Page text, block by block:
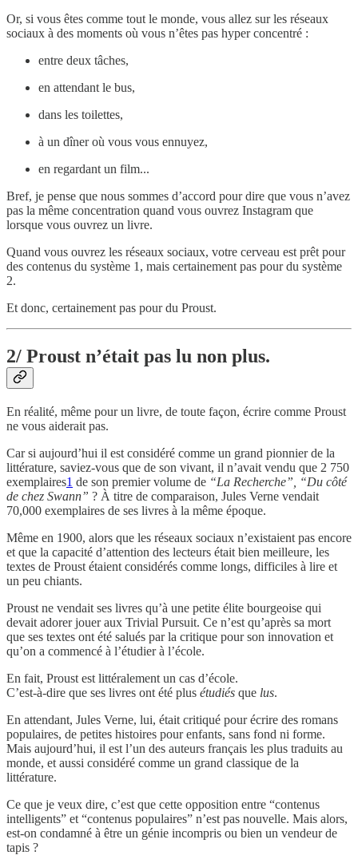
Or, si vous êtes comme tout le monde, vous allez sur les réseaux
sociaux à des moments où vous n’êtes pas hyper concentré :
entre deux tâches,
en attendant le bus,
dans les toilettes,
à un dîner où vous vous ennuyez,
en regardant un film...
Bref, je pense que nous sommes d’accord pour dire que vous n’avez
pas la même concentration quand vous ouvrez Instagram que
lorsque vous ouvrez un livre.
Quand vous ouvrez les réseaux sociaux, votre cerveau est prêt pour
des contenus du système 1, mais certainement pas pour du système
2.
Et donc, certainement pas pour du Proust.
2/ Proust n’était pas lu non plus.
En réalité, même pour un livre, de toute façon, écrire comme Proust
ne vous aiderait pas.
Car si aujourd’hui il est considéré comme un grand pionnier de la
littérature, saviez-vous que de son vivant, il n’avait vendu que 2 750
exemplaires1 de son premier volume de “La Recherche”,
“Du côté
de chez Swann” ? À titre de comparaison, Jules Verne vendait
70,000 exemplaires de ses livres à la même époque.
Même en 1900, alors que les réseaux sociaux n’existaient pas encore
et que la capacité d’attention des lecteurs était bien meilleure, les
textes de Proust étaient considérés comme longs, difficiles à lire et
un peu chiants.
Proust ne vendait ses livres qu’à une petite élite bourgeoise qui
devait adorer jouer aux Trivial Pursuit. Ce n’est qu’après sa mort
que ses textes ont été salués par la critique pour son innovation et
qu’on a commencé à l’étudier à l’école.
En fait, Proust est littéralement un cas d’école.
C’est-à-dire que ses livres ont été plus étudiés que lus.
En attendant, Jules Verne, lui, était critiqué pour écrire des romans
populaires, de petites histoires pour enfants, sans fond ni forme.
Mais aujourd’hui, il est l’un des auteurs français les plus traduits au
monde, et aussi considéré comme un grand classique de la
littérature.
Ce que je veux dire, c’est que cette opposition entre “contenus
intelligents” et “contenus populaires” n’est pas nouvelle. Mais alors,
est-on condamné à être un génie incompris ou bien un vendeur de
tapis ?